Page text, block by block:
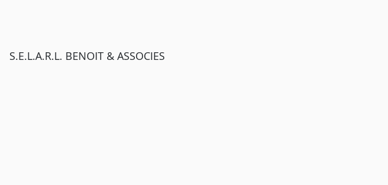
S.E.L.A.R.L. BENOIT & ASSOCIES